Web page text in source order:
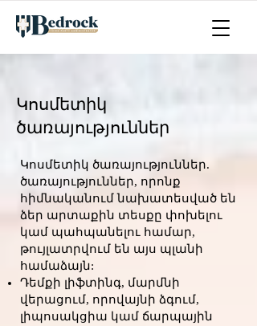
Կոսմետիկ
ծառայություններ
Կոսմետիկ ծառայություններ.
ծառայություններ, որոնք
հիմնականում նախատեսված են
ձեր արտաքին տեսքը փոխելու
կամ պահպանելու համար,
թույլատրվում են այս պլանի
համաձայն:
Դեմքի լիֆտինգ, մարմնի
վերացում, որովայնի ձգում,
լիպոսակցիա կամ ճարպային